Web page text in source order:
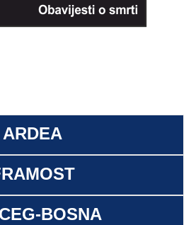
ARDEA
BOSNA